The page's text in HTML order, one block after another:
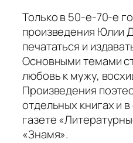
Только в 50-е-70-е
произведения Юлии
печататься и
Основными темами
любовь к мужу,
Произведения
отдельных книгах и
газете
«Знамя».